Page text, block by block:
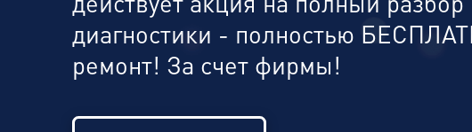
диагностики - полностью
ремонт! За счет фирмы!